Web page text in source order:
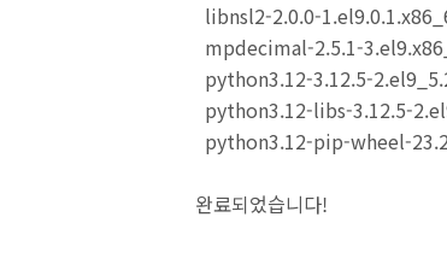
libnsl2-2.0.0-
mpdecimal-
python3.12-
python3.12-libs-
python3.12-pip-
완료되었습니다!